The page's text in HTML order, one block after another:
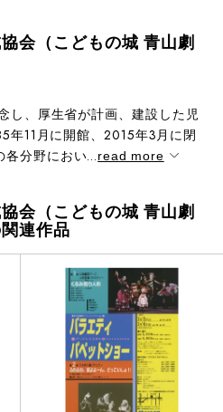
会（こどもの城 青山劇
し、厚生省が計画、建設した児
年11月に開館、2015年3月に閉
分野におい...read more
会（こどもの城 青山劇
連作品